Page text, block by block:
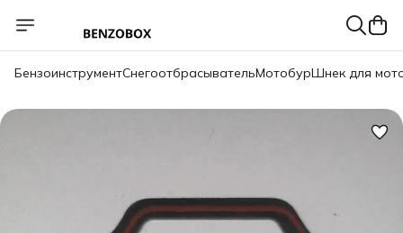
БензоинструментСнегоотбрасывательМотобурШнек для